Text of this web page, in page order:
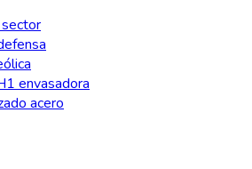
envasadora
acero